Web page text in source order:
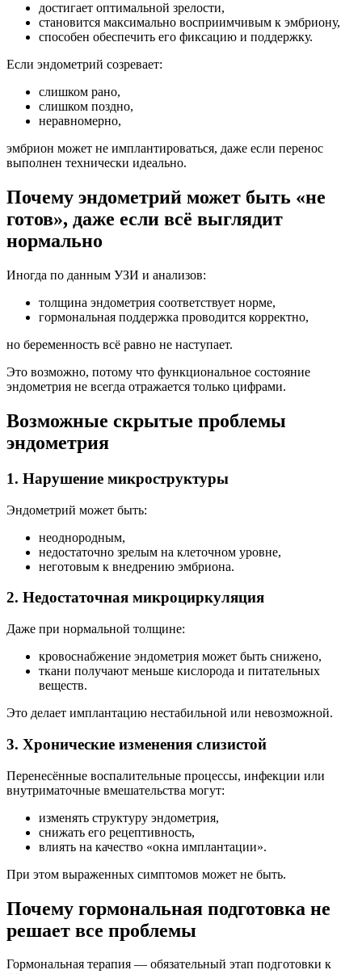
достигает оптимальной зрелости,
становится максимально восприимчивым к эмбриону,
способен обеспечить его фиксацию и поддержку.
Если эндометрий созревает:
слишком рано,
слишком поздно,
неравномерно,
эмбрион может не имплантироваться, даже если перенос
выполнен технически идеально.
Почему эндометрий может быть «не
готов», даже если всё выглядит
нормально
Иногда по данным УЗИ и анализов:
толщина эндометрия соответствует норме,
гормональная поддержка проводится корректно,
но беременность всё равно не наступает.
Это возможно, потому что функциональное состояние
эндометрия не всегда отражается только цифрами.
Возможные скрытые проблемы
эндометрия
1. Нарушение микроструктуры
Эндометрий может быть:
неоднородным,
недостаточно зрелым на клеточном уровне,
неготовым к внедрению эмбриона.
2. Недостаточная микроциркуляция
Даже при нормальной толщине:
кровоснабжение эндометрия может быть снижено,
ткани получают меньше кислорода и питательных
веществ.
Это делает имплантацию нестабильной или невозможной.
3. Хронические изменения слизистой
Перенесённые воспалительные процессы, инфекции или
внутриматочные вмешательства могут:
изменять структуру эндометрия,
снижать его рецептивность,
влиять на качество «окна имплантации».
При этом выраженных симптомов может не быть.
Почему гормональная подготовка не
решает все проблемы
Гормональная терапия — обязательный этап подготовки к